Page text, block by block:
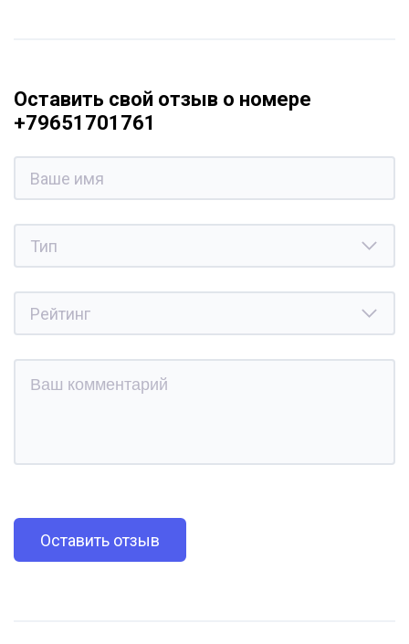
Оставить свой отзыв о номере
+79651701761
Оставить отзыв